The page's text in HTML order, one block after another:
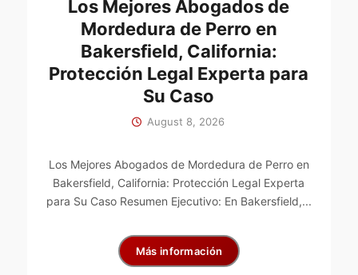
Los Mejores Abogados de
Mordedura de Perro en
Bakersfield, California:
Protección Legal Experta para
Su Caso
August 8, 2026
Los Mejores Abogados de Mordedura de Perro en
Bakersfield, California: Protección Legal Experta
para Su Caso Resumen Ejecutivo: En Bakersfield,...
Más información